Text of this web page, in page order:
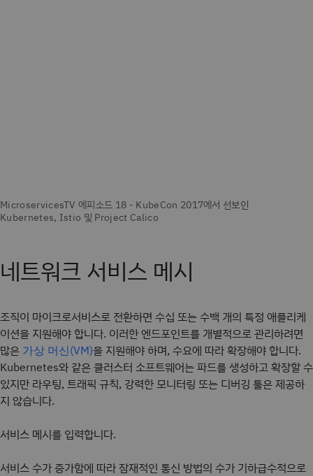
네트워크 서비스 메시
조직이 마이크로서비스로 전환하면 수십 또는 수백 개의 특정 애플리케
이션을 지원해야 합니다. 이러한 엔드포인트를 개별적으로 관리하려면
많은 가상 머신(VM)을 지원해야 하며, 수요에 따라 확장해야 합니다.
Kubernetes와 같은 클러스터 소프트웨어는 파드를 생성하고 확장할 수
있지만 라우팅, 트래픽 규칙, 강력한 모니터링 또는 디버깅 툴은 제공하
지 않습니다.
서비스 메시를 입력합니다.
서비스 수가 증가함에 따라 잠재적인 통신 방법의 수가 기하급수적으로